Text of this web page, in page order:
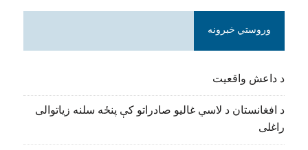
وروستي خبرونه
د داعش واقعیت
د افغانستان د لاسي غالیو صادراتو کې پنځه سلنه زیاتوالی
راغلی